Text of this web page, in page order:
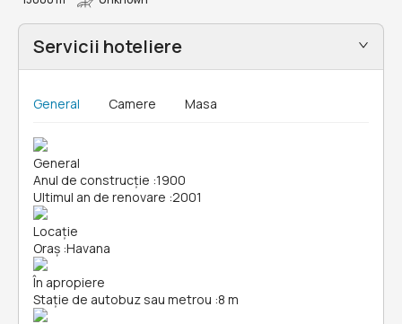
Servicii hoteliere
General Camere Masa
General
Anul de construcție :1900
Ultimul an de renovare :2001
Locație
Oraș :Havana
În apropiere
Stație de autobuz sau metrou :8 m